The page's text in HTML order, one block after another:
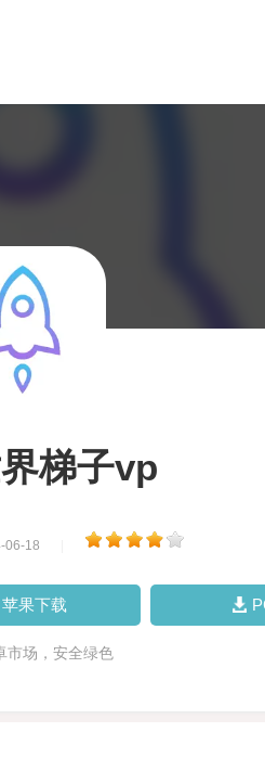
梯子vp
06-18
苹果下载
市场，安全绿色